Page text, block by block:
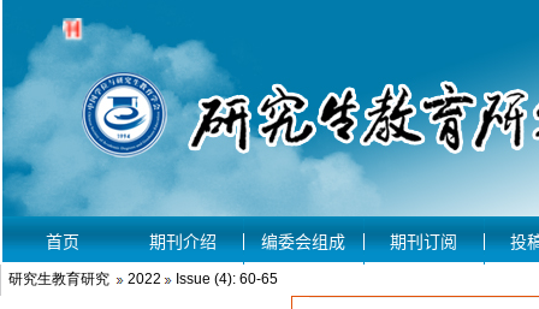
研究生教育研究 2022 Issue (4): 60-65